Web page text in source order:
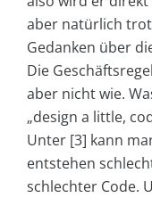
aber natürlich
Gedanken über
Die
aber nicht wie.
„design a little,
Unter [3] kann
entstehen
schlechter Code.